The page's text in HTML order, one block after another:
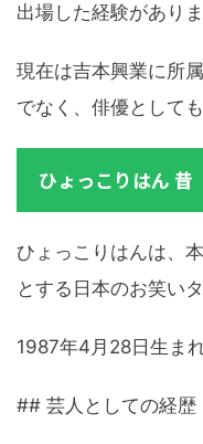
出場した経験がありま
現在は吉本興業に所
でなく、俳優として
ひょっこりはん 昔
ひょっこりはんは、
とする日本のお笑い
1987年4月28日生ま
## 芸人としての経歴